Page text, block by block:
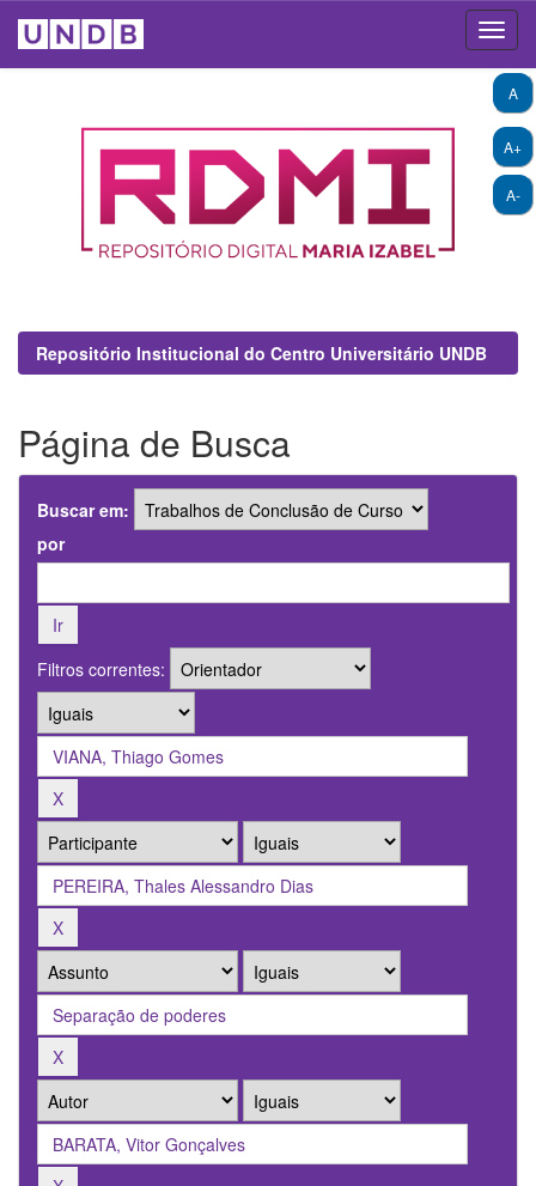
A+
A-
A
Repositório Institucional do Centro Universitário UNDB
Página de Busca
Buscar em:
por
Filtros correntes: